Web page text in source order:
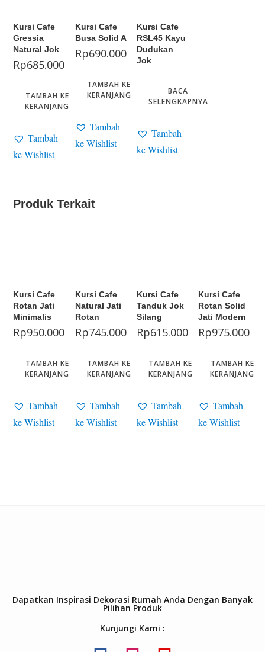
Kursi Cafe
Gressia
Natural Jok
Rp685.000
TAMBAH KE
KERANJANG
Tambah
ke Wishlist
Kursi Cafe
Busa Solid A
Rp690.000
TAMBAH KE
KERANJANG
Tambah
ke Wishlist
Kursi Cafe
RSL45 Kayu
Dudukan
Jok
BACA
SELENGKAPNYA
Tambah
ke Wishlist
Produk Terkait
Kursi Cafe
Rotan Jati
Minimalis
Rp950.000
TAMBAH KE
KERANJANG
Tambah
ke Wishlist
Kursi Cafe
Natural Jati
Rotan
Rp745.000
TAMBAH KE
KERANJANG
Tambah
ke Wishlist
Kursi Cafe
Tanduk Jok
Silang
Rp615.000
TAMBAH KE
KERANJANG
Tambah
ke Wishlist
Kursi Cafe
Rotan Solid
Jati Modern
Rp975.000
TAMBAH KE
KERANJANG
Tambah
ke Wishlist
Dapatkan Inspirasi Dekorasi Rumah Anda Dengan Banyak
Pilihan Produk
Kunjungi Kami :